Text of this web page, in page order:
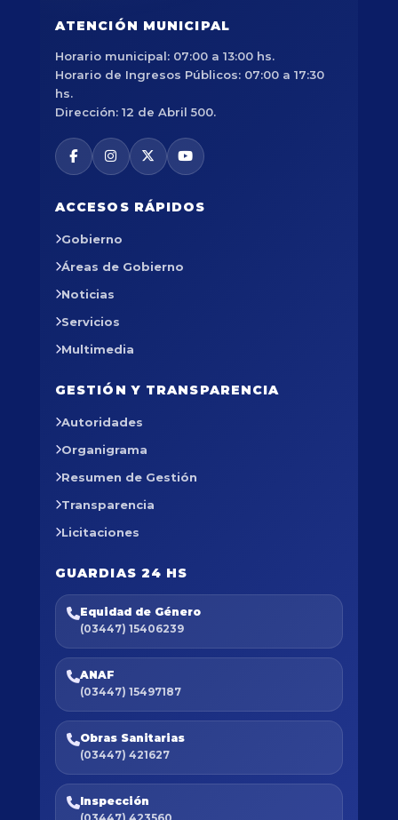
ATENCIÓN MUNICIPAL
Horario municipal: 07:00 a 13:00 hs.
Horario de Ingresos Públicos: 07:00 a 17:30
hs.
Dirección: 12 de Abril 500.
ACCESOS RÁPIDOS
Gobierno
Áreas de Gobierno
Noticias
Servicios
Multimedia
GESTIÓN Y TRANSPARENCIA
Autoridades
Organigrama
Resumen de Gestión
Transparencia
Licitaciones
GUARDIAS 24 HS
Equidad de Género
(03447) 15406239
ANAF
(03447) 15497187
Obras Sanitarias
(03447) 421627
Inspección